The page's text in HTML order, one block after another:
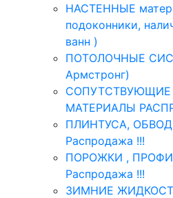
НАСТЕННЫЕ
подоконники,
ванн )
ПОТОЛОЧНЫЕ
Армстронг)
СОПУТСТВУЮЩИЕ
МАТЕРИАЛЫ
ПЛИНТУСА,
Распродажа !!!
ПОРОЖКИ ,
Распродажа !!!
ЗИМНИЕ